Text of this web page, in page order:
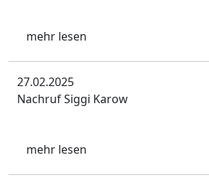
mehr lesen
27.02.2025
Nachruf Siggi Karow
mehr lesen